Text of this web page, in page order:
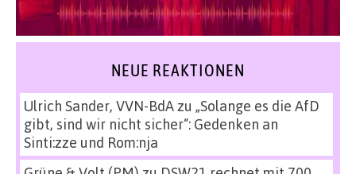
NEUE REAKTIONEN
Ulrich Sander, VVN-BdAzu „Solange es die AfD
gibt, sind wir nicht sicher“: Gedenken an
Sinti:zze und Rom:nja